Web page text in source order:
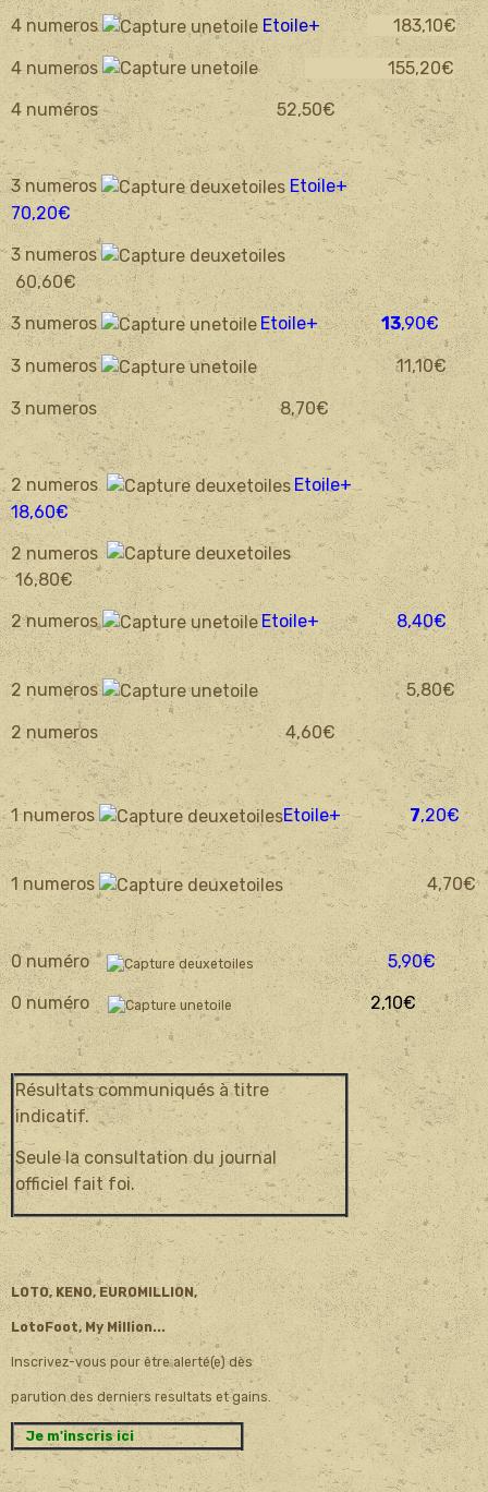
4 numeros
Etoile+ 183,10€
4 numeros 155,20€
4 numéros 52,50€
3 numeros
Etoile+
70,20€
3 numeros
60,60€
3 numeros
Etoile+13,90€
3 numeros 11,10€
3 numeros 8,70€
2 numeros
Etoile+
18,60€
2 numeros
16,80€
2 numeros
Etoile+ 8,40€
2 numeros 5,80€
2 numeros 4,60€
1 numeros Etoile+7,20€
1 numeros 4,70€
0 numéro
5,90€
0 numéro
2,10€
Résultats communiqués à titre
indicatif.
Seule la consultation du journal
officiel fait foi.
LOTO, KENO, EUROMILLION,
LotoFoot, My Million...
Inscrivez-vous pour être alerté(e) dès
parution des derniers resultats et gains.
Je m'inscris ici